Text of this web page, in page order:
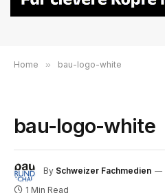
Home » bau-logo-white
bau-logo-white
By Schweizer Fachmedien
1 Min Read